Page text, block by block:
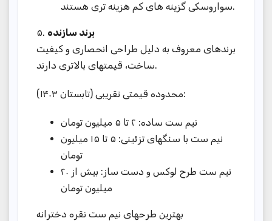
سواروسکی گزینه های کم هزینه تری هستند.
۵. برند سازنده
برندهای معروف به دلیل طراحی انحصاری و کیفیت
ساخت، قیمتهای بالاتری دارند.
محدوده قیمتی تقریبی (تابستان ۱۴۰۳):
نیم ست ساده: ۲ تا ۵ میلیون تومان
نیم ست با سنگهای تزئینی: ۵ تا ۱۵ میلیون
تومان
نیم ست طرح لوکس و دست ساز: بیش از ۲۰
میلیون تومان
بهترین طرحهای نیم ست نقره دخترانه